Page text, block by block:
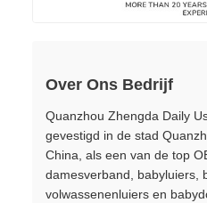
Over Ons Bedrijf
Quanzhou Zhengda Daily
gevestigd in de stad
China, als een van de top
damesverband, babyluiers,
volwassenenluiers en